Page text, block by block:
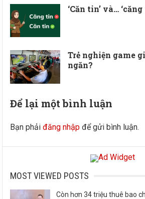
‘Căn tin’ và… ‘căng
Trẻ nghiện game
ngăn?
Để lại một bình luận
Bạn phảiđăng nhập để gửi bình luận.
MOST VIEWED POSTS
Còn hơn 34 triệu thuê bao